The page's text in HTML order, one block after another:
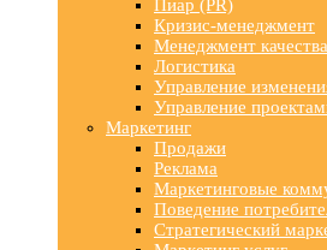
Пиар (PR)
Кризис-менеджмент
Менеджмент качества
Логистика
Управление
Управление
Маркетинг
Продажи
Реклама
Маркетинговые
Поведение
Стратегический